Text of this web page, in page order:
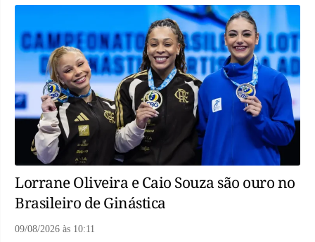
Lorrane Oliveira e Caio Souza são ouro no
Brasileiro de Ginástica
09/08/2026 às 10:11